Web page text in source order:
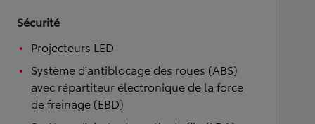
Sécurité
Projecteurs LED
Système d'antiblocage des roues (ABS)
avec répartiteur électronique de la force
de freinage (EBD)